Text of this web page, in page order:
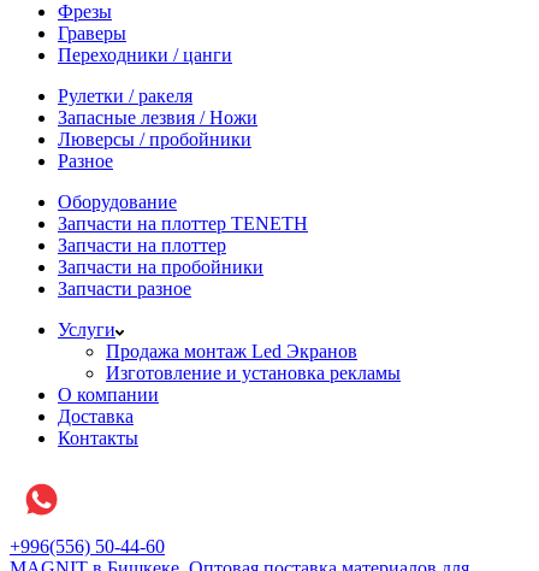
Фрезы
Граверы
Переходники / цанги
Рулетки / ракеля
Запасные лезвия / Ножи
Люверсы / пробойники
Разное
Оборудование
Запчасти на плоттер TENETH
Запчасти на плоттер
Запчасти на пробойники
Запчасти разное
Услуги
Продажа монтаж Led Экранов
Изготовление и установка рекламы
О компании
Доставка
Контакты
+996(556) 50-44-60